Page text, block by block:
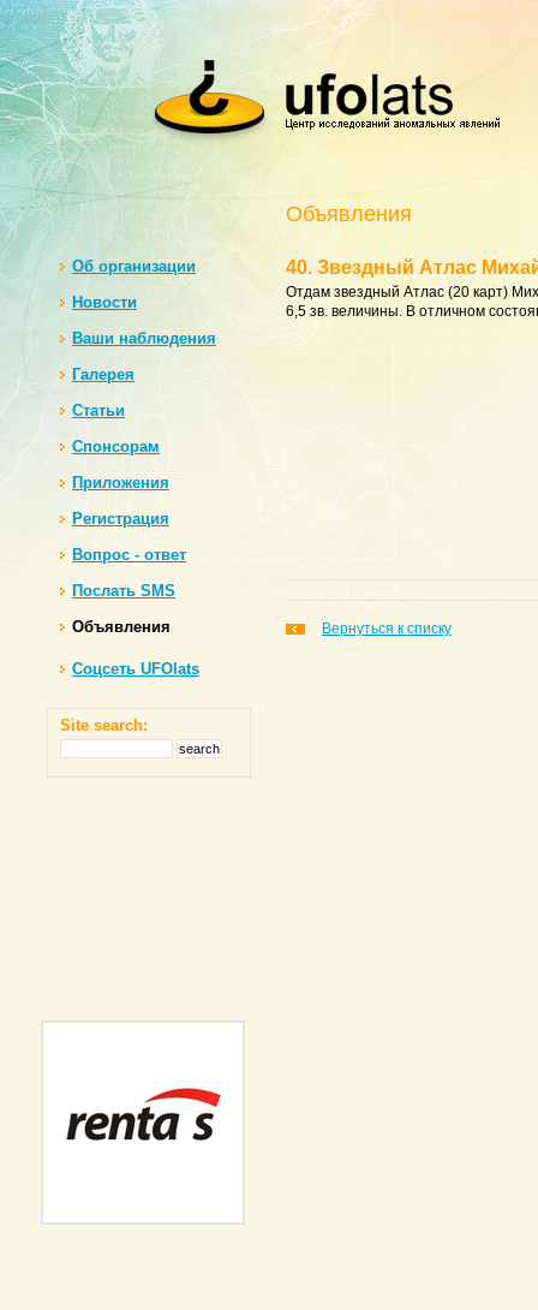
Oб организации
Новости
Ваши наблюдения
Галерея
Статьи
Спонсорам
Приложения
Регистрация
Вопрос - ответ
Послать SMS
Объявления
Соцсеть UFOlats
Site search:
Объявления
40. Звездный Атлас
Отдам звездный Атлас (20 карт)
6,5 зв. величины. В отличном
Вернуться к списку